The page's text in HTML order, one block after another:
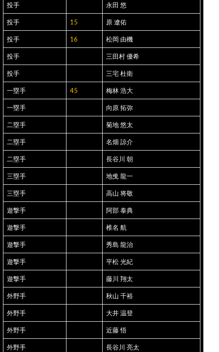
投手 永田 悠
投手 15 原 遼佑
投手 16 松岡 由機
投手 三田村 優希
投手 三宅 杜衛
一塁手 45 梅林 浩大
一塁手 向原 拓弥
二塁手 菊地 悠太
二塁手 名畑 諒介
二塁手 長谷川 朝
三塁手 地曵 龍一
三塁手 高山 将敬
遊撃手 阿部 泰典
遊撃手 椎名 航
遊撃手 秀島 龍治
遊撃手 平松 光紀
遊撃手 藤川 翔太
外野手 秋山 千裕
外野手 大井 温登
外野手 近藤 悟
外野手 長谷川 亮太